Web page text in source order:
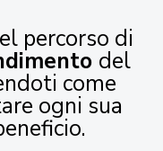
percorso di
del
come
ogni sua